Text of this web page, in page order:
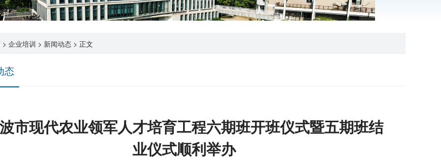
> 企业培训 > 新闻动态 > 正文
态
市现代农业领军人才培育工程六期班开班仪式暨五期班结
业仪式顺利举办